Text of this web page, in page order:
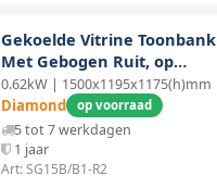
Gekoelde Vitrine Toonbank
Met Gebogen Ruit, op
Sokkels
0.62kW | 1500x1195x1175(h)mm
Diamond op voorraad
5 tot 7 werkdagen
1 jaar
Art: SG15B/B1-R2